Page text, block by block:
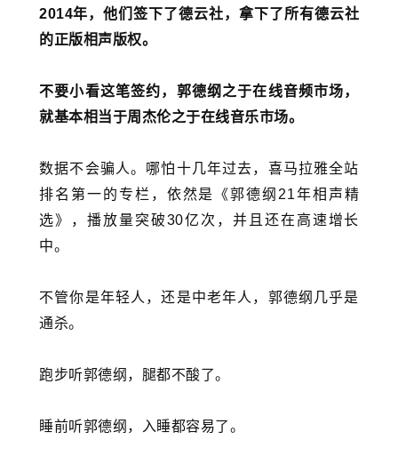
2014年，他们签下了德云社，拿下了所有德云社
的正版相声版权。
不要小看这笔签约，郭德纲之于在线音频市场，
就基本相当于周杰伦之于在线音乐市场。
数据不会骗人。哪怕十几年过去，喜马拉雅全站
排名第一的专栏，依然是《郭德纲 21年相声精
选》，播放量突破30亿次，并且还在高速增长
中。
不管你是年轻人，还是中老年人，郭德纲几乎是
通杀。
跑步听郭德纲，腿都不酸了。
睡前听郭德纲，入睡都容易了。